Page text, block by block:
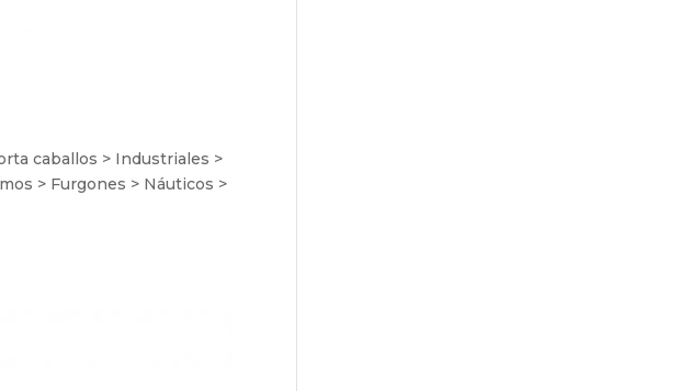
caballos > Industriales >
> Furgones > Náuticos >